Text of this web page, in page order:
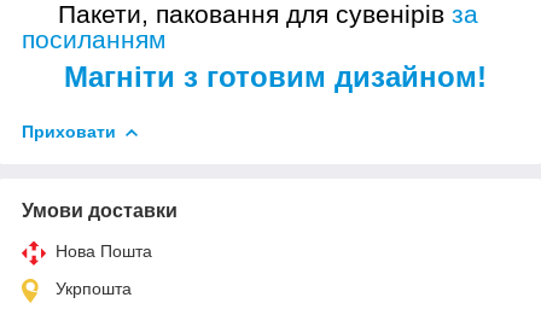
Пакети, паковання для сувенірів за
посиланням
Магніти з готовим дизайном!
Приховати
Умови доставки
Нова Пошта
Укрпошта